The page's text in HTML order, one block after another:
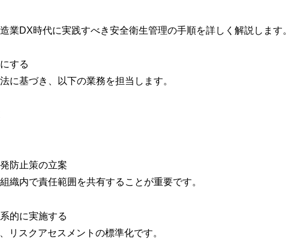
業DX時代に実践すべき安全衛生管理の手順を詳しく解説します。
する
に基づき、以下の業務を担当します。
防止策の立案
織内で責任範囲を共有することが重要です。
的に実施する
リスクアセスメントの標準化です。